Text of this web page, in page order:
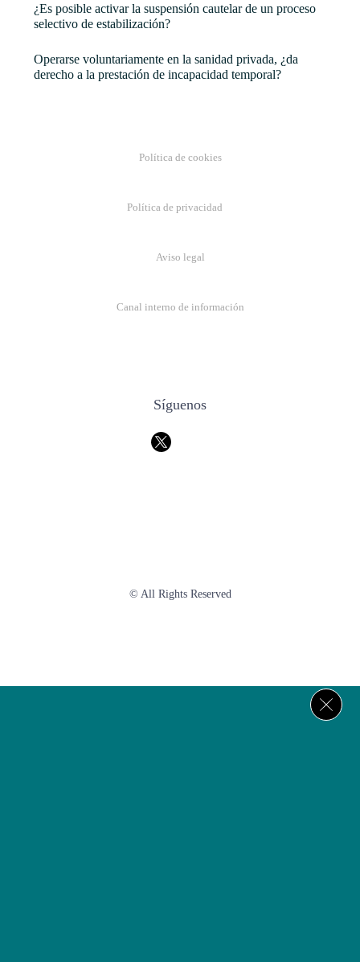
¿Es posible activar la suspensión cautelar de un proceso
selectivo de estabilización?
Operarse voluntariamente en la sanidad privada, ¿da
derecho a la prestación de incapacidad temporal?
Política de cookies
Política de privacidad
Aviso legal
Canal interno de información
Síguenos
© All Rights Reserved